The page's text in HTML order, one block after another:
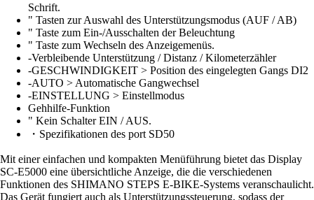
Schrift.
" Tasten zur Auswahl des Unterstützungsmodus (AUF / AB)
" Taste zum Ein-/Ausschalten der Beleuchtung
" Taste zum Wechseln des Anzeigemenüs.
-Verbleibende Unterstützung / Distanz / Kilometerzähler
-GESCHWINDIGKEIT > Position des eingelegten Gangs DI2
-AUTO > Automatische Gangwechsel
-EINSTELLUNG > Einstellmodus
Gehhilfe-Funktion
" Kein Schalter EIN / AUS.
・Spezifikationen des port SD50
Mit einer einfachen und kompakten Menüführung bietet das Display
SC-E5000 eine übersichtliche Anzeige, die die verschiedenen
Funktionen des SHIMANO STEPS E-BIKE-Systems veranschaulicht.
Das Gerät fungiert auch als Unterstützungssteuerung, sodass der